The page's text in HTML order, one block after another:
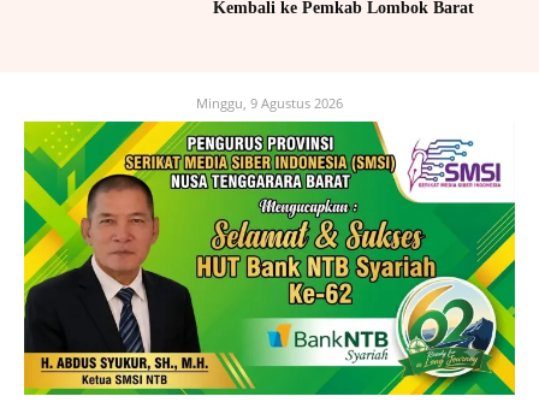
Kembali ke Pemkab Lombok Barat
Minggu, 9 Agustus 2026